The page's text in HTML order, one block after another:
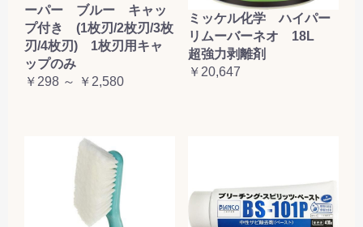
ーパー ブルー キャッ
プ付き (1枚刃/2枚刃/3枚
刃/4枚刃) 1枚刃用キャ
ップのみ
￥298 ～ ￥2,580
ミッケル化学 ハイパー
リムーバーネオ 18L
超強力剥離剤
￥20,647